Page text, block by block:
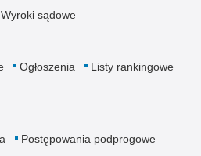
Wyroki sądowe
Ogłoszenia
Listy rankingowe
Postępowania podprogowe